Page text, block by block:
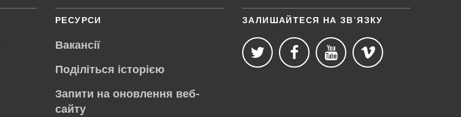
РЕСУРСИ
Вакансії
Поділіться історією
Запити на оновлення веб-
сайту
ЗАЛИШАЙТЕСЯ НА ЗВ’ЯЗКУ